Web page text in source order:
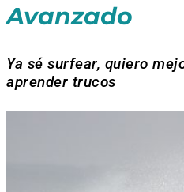
Avanzado
Ya sé surfear, quiero
aprender trucos